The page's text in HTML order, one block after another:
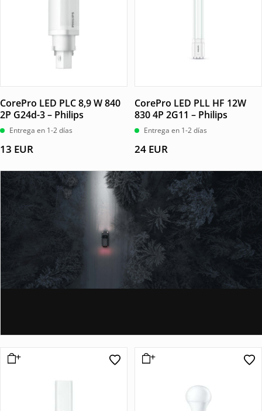
CorePro LED PLC 8,9 W 840
2P G24d-3 – Philips
Entrega en 1-2 días
13 EUR
CorePro LED PLL HF 12W
830 4P 2G11 – Philips
Entrega en 1-2 días
24 EUR